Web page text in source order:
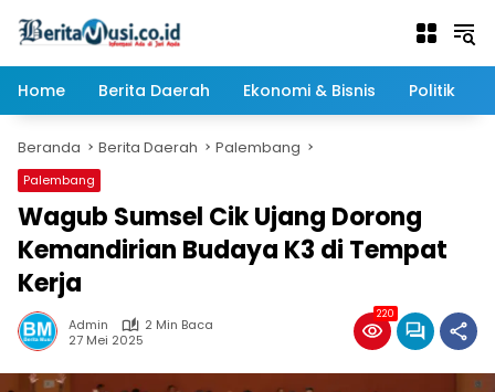
Home
Berita Daerah Ekonomi & Bisnis Politik
Beranda Berita Daerah Palembang
Palembang
Wagub Sumsel Cik Ujang Dorong
Kemandirian Budaya K3 di Tempat
Kerja
Admin
2 Min Baca
27 Mei 2025
220